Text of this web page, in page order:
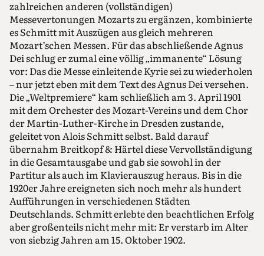
zahlreichen anderen (vollständigen)
Messevertonungen Mozarts zu ergänzen, kombinierte
es Schmitt mit Auszügen aus gleich mehreren
Mozart’schen Messen. Für das abschließende Agnus
Dei schlug er zumal eine völlig „immanente“ Lösung
vor: Das die Messe einleitende Kyrie sei zu wiederholen
– nur jetzt eben mit dem Text des Agnus Dei versehen.
Die „Weltpremiere“ kam schließlich am 3. April 1901
mit dem Orchester des Mozart-Vereins und dem Chor
der Martin-Luther-Kirche in Dresden zustande,
geleitet von Alois Schmitt selbst. Bald darauf
übernahm Breitkopf & ­Härtel diese Vervollständigung
in die Gesamtausgabe und gab sie sowohl in der
Partitur als auch im Klavierauszug heraus. Bis in die
1920er Jahre ereigneten sich noch mehr als hundert
Aufführungen in verschiedenen Städten
Deutschlands. Schmitt erlebte den beachtlichen Erfolg
aber großenteils nicht mehr mit: Er verstarb im Alter
von siebzig Jahren am 15. Oktober 1902.